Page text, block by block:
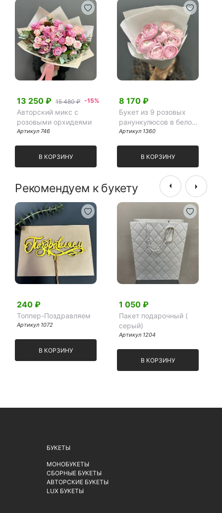
13 250 ₽ 15 480 ₽ -15%
Авторский микс с
розовыми орхидеями
Артикул 746
В КОРЗИНУ
8 170 ₽
Букет из 9 розовых
ранункулюсов в белом
крафте
Артикул 1360
В КОРЗИНУ
Рекомендуем к букету
240 ₽
Топпер-Поздравляем
Артикул 1072
В КОРЗИНУ
1 050 ₽
Пакет подарочный (
серый)
Артикул 1204
В КОРЗИНУ
БУКЕТЫ
МОНОБУКЕТЫ
СБОРНЫЕ БУКЕТЫ
АВТОРСКИЕ БУКЕТЫ
LUX БУКЕТЫ